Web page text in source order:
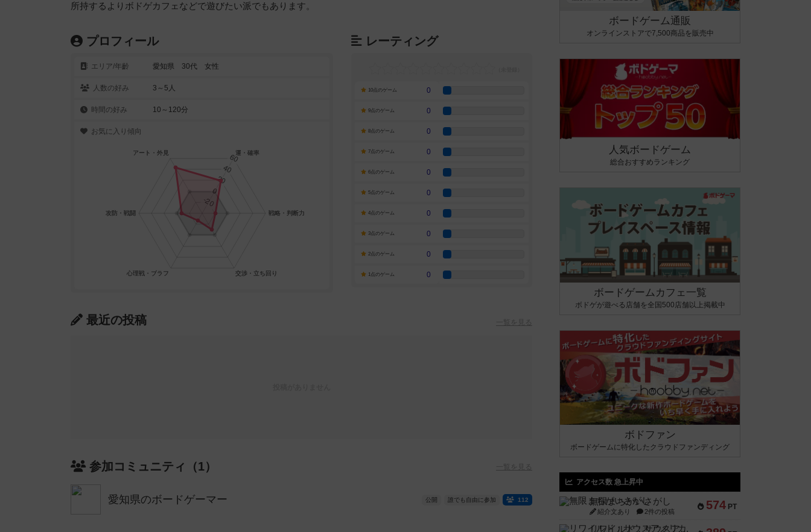
所持するよりボドゲカフェなどで遊びたい派でもあります。
プロフィール
エリア/年齡 愛知県 30代 女性
人数の好み 3～5人
時間の好み 10～120分
お気に入り傾向
レーティング
10点のゲーム 0
9点のゲーム 0
8点のゲーム 0
7点のゲーム 0
6点のゲーム 0
5点のゲーム 0
4点のゲーム 0
3点のゲーム 0
2点のゲーム 0
1点のゲーム 0
最近の投稿 一覧を見る
参加コミュニティ（1） 一覧を見る
愛知県のボードゲーマー 公開 誰でも自由に参加 112
ボードゲーム通販
オンラインストアで7,500商品を販売中
人気ボードゲーム
総合おすすめランキング
ボードゲームカフェ一覧
ボドゲが遊べる店舗を全国500店舗以上掲載中
ボドファン
ボードゲームに特化したクラウドファンディング
アクセス数 急上昇中
574 PT
無限まちがいさがし
紹介文あり 2件の投稿
リワイルド：サウスアメリカ